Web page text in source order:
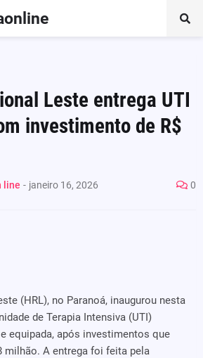
Leste entrega UTI
investimento de R$
line - janeiro 16, 2026 0
(HRL), no Paranoá, inaugurou nesta
de Terapia Intensiva (UTI)
equipada, após investimentos que
milhão. A entrega foi feita pela